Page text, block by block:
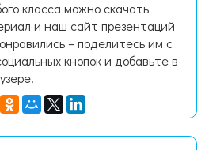
класса можно скачать
и наш сайт презентаций
– поделитесь им с
кнопок и добавьте в